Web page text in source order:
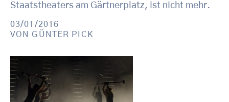
Staatstheaters am Gärtnerplatz, ist nicht mehr.
03/01/2016
VONGÜNTER PICK